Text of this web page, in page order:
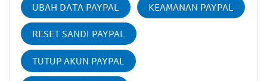
UBAH DATA PAYPAL KEAMANAN PAYPAL
RESET SANDI PAYPAL
TUTUP AKUN PAYPAL